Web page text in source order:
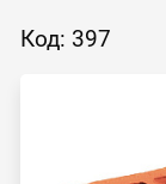
Код: 397